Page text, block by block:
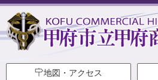
地図・アクセス